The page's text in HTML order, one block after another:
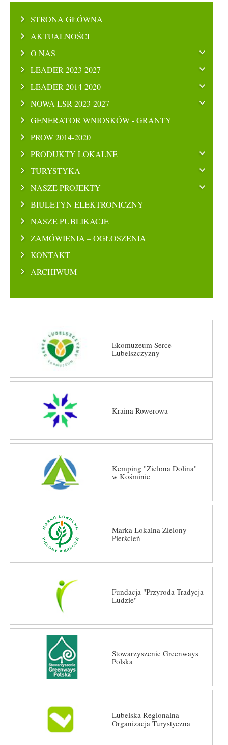
STRONA GŁÓWNA
AKTUALNOŚCI
O NAS
LEADER 2023-2027
LEADER 2014-2020
NOWA LSR 2023-2027
GENERATOR WNIOSKÓW - GRANTY
PROW 2014-2020
PRODUKTY LOKALNE
TURYSTYKA
NASZE PROJEKTY
BIULETYN ELEKTRONICZNY
NASZE PUBLIKACJE
ZAMÓWIENIA – OGŁOSZENIA
KONTAKT
ARCHIWUM
Ekomuzeum Serce
Lubelszczyzny
Kraina Rowerowa
Kemping "Zielona Dolina"
w Kośminie
Marka Lokalna Zielony
Pierścień
Fundacja "Przyroda Tradycja
Ludzie"
Stowarzyszenie Greenways
Polska
Lubelska Regionalna
Organizacja Turystyczna